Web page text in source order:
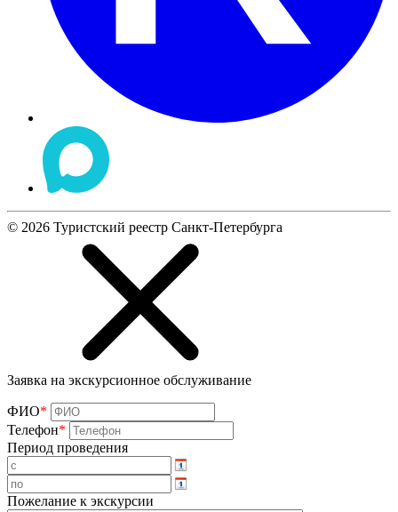
© 2026 Туристский реестр Санкт-Петербурга
Заявка на экскурсионное обслуживание
ФИО*
Телефон*
Период проведения
Пожелание к экскурсии